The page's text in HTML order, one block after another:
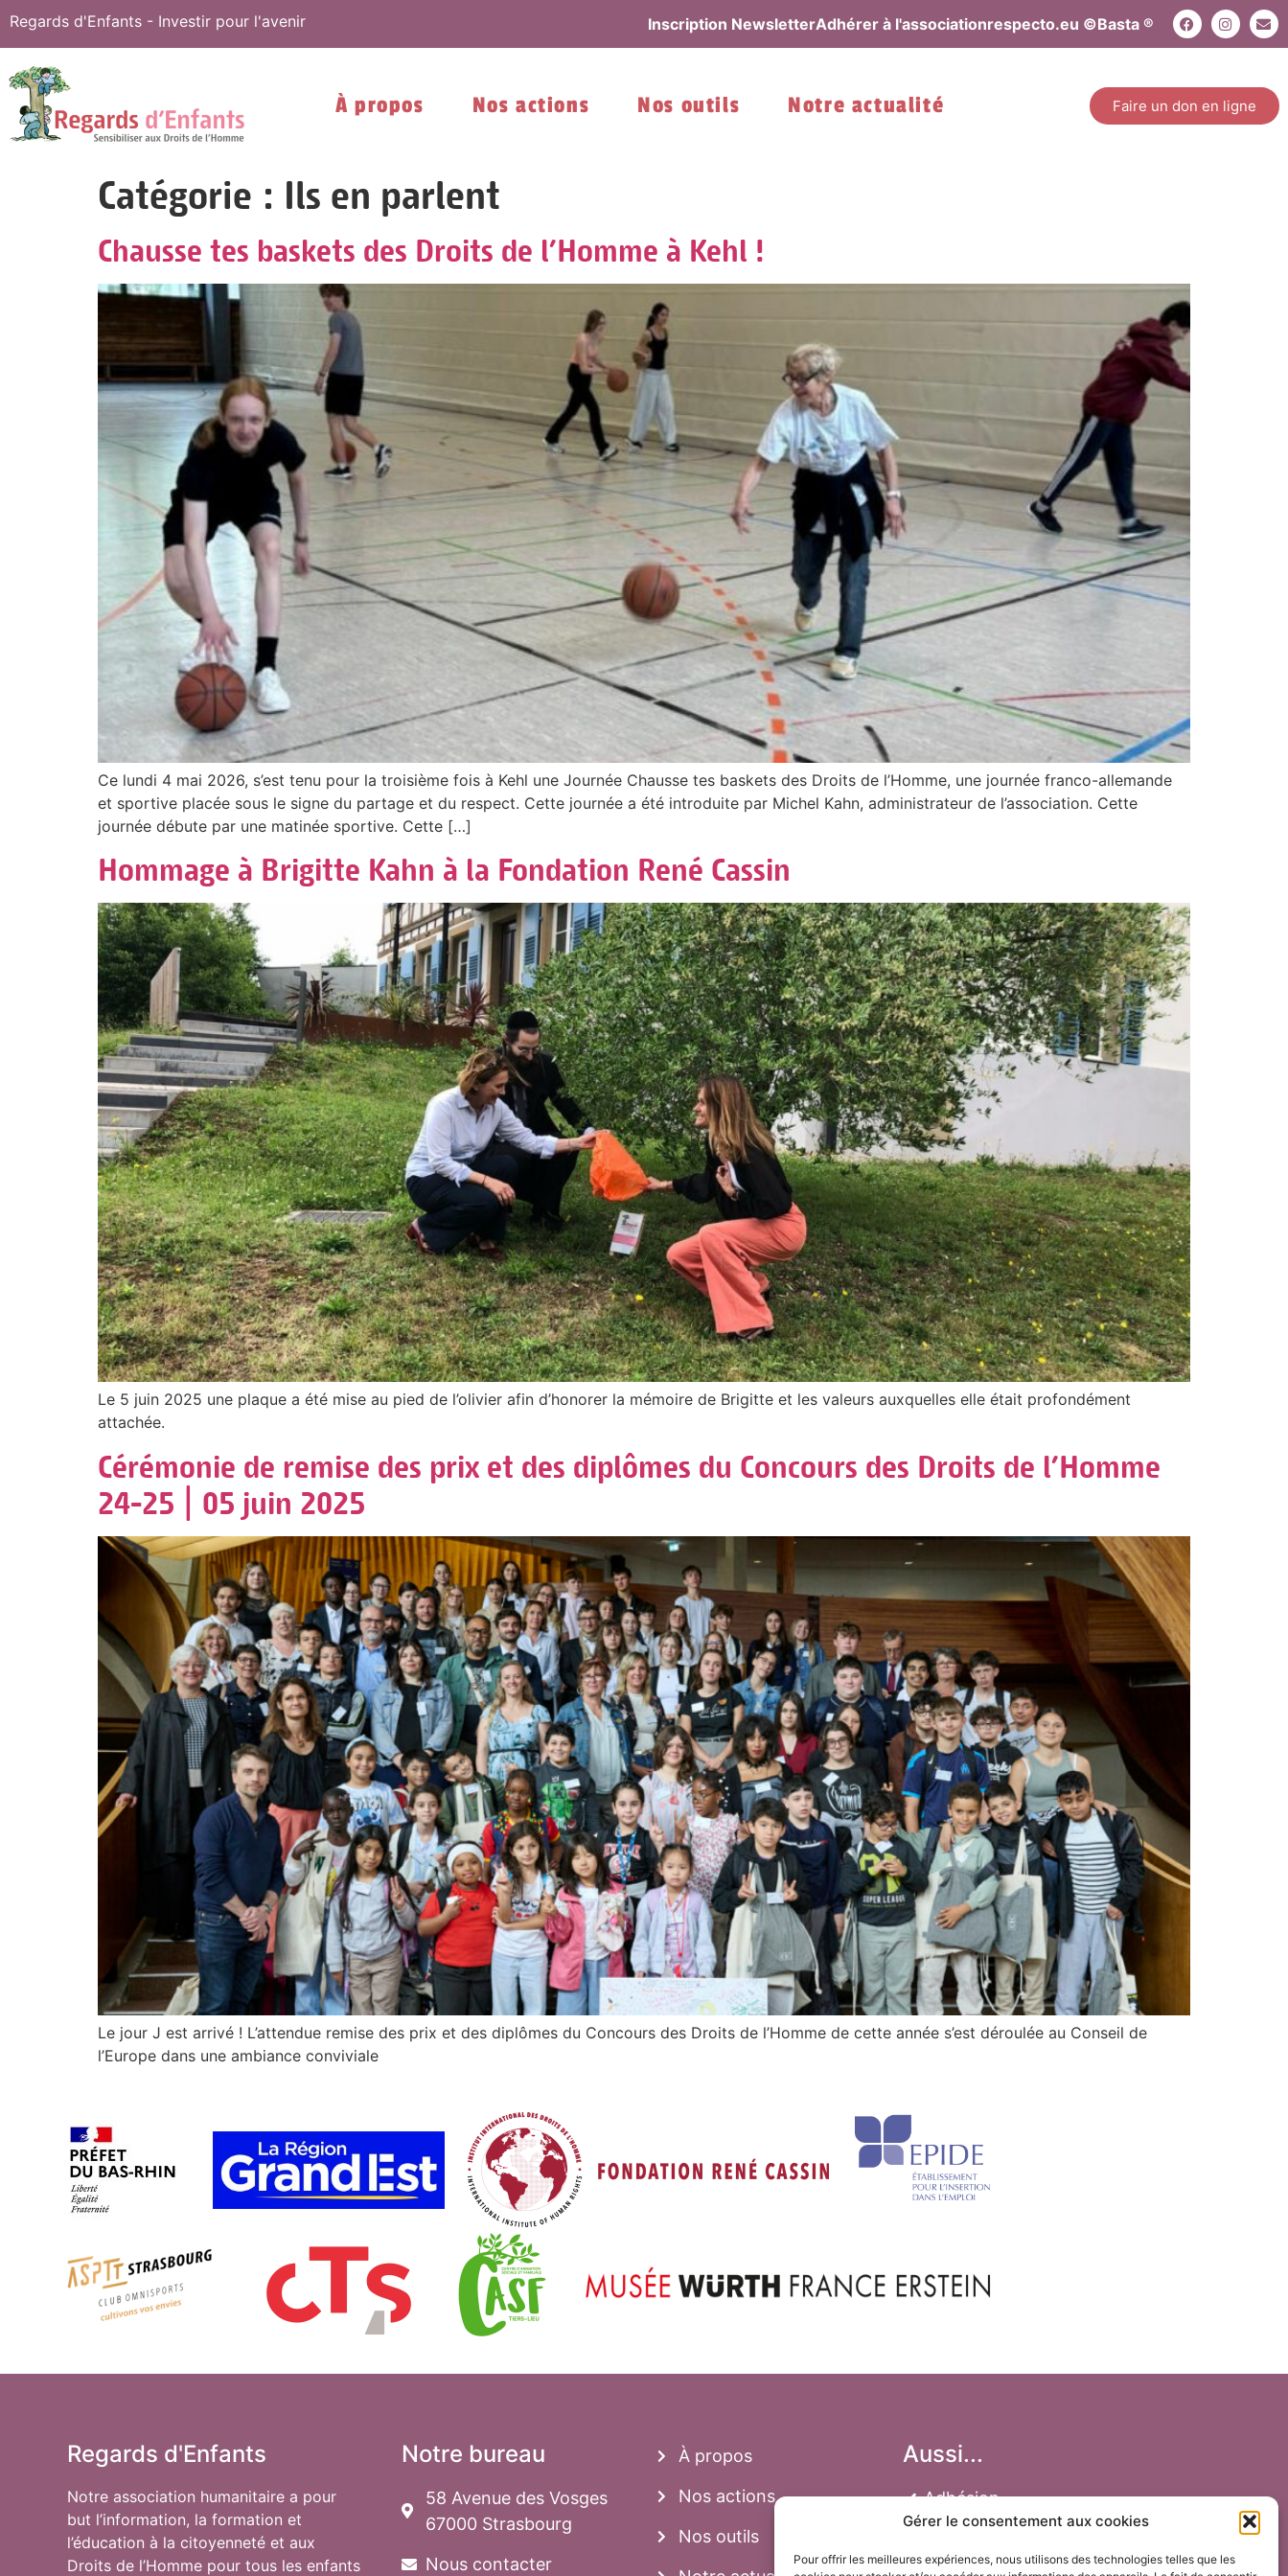
Gérer le consentement aux cookies
Pour offrir les meilleures expériences, nous utilisons des technologies telles que les
Regards d'Enfants - Investir pour l'avenir Inscription NewsletterAdhérer à l'associationrespecto.eu ©Basta ®
À propos Nos actions Nos outils Notre actualité Faire un don en ligne
Catégorie : Ils en parlent
Chausse tes baskets des Droits de l’Homme à Kehl !
Ce lundi 4 mai 2026, s’est tenu pour la troisième fois à Kehl une Journée Chausse tes baskets des Droits de l’Homme, une journée franco-allemande
et sportive placée sous le signe du partage et du respect. Cette journée a été introduite par Michel Kahn, administrateur de l’association. Cette
journée débute par une matinée sportive. Cette […]
Hommage à Brigitte Kahn à la Fondation René Cassin
Le 5 juin 2025 une plaque a été mise au pied de l’olivier afin d’honorer la mémoire de Brigitte et les valeurs auxquelles elle était profondément
attachée.
Cérémonie de remise des prix et des diplômes du Concours des Droits de l’Homme
24-25 | 05 juin 2025
Le jour J est arrivé ! L’attendue remise des prix et des diplômes du Concours des Droits de l’Homme de cette année s’est déroulée au Conseil de
l’Europe dans une ambiance conviviale
Regards d'Enfants
Notre association humanitaire a pour
but l’information, la formation et
l’éducation à la citoyenneté et aux
Droits de l’Homme pour tous les enfants
Notre bureau
58 Avenue des Vosges
67000 Strasbourg
Nous contacter
À propos
Nos actions
Nos outils
Aussi...
Adhésion